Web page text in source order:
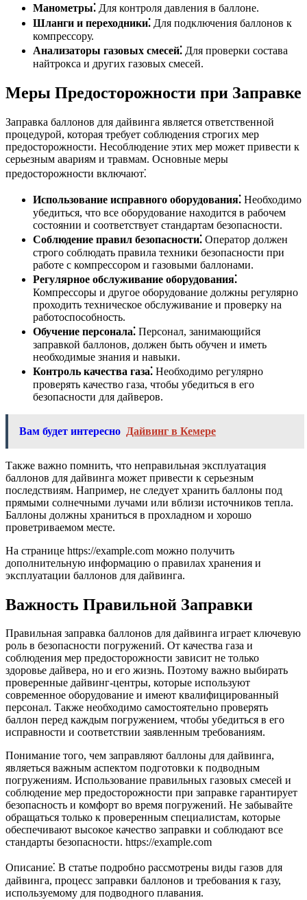
Манометры⁚ Для контроля давления в баллоне.
Шланги и переходники⁚ Для подключения баллонов к
компрессору.
Анализаторы газовых смесей⁚ Для проверки состава
найтрокса и других газовых смесей.
Меры Предосторожности при Заправке
Заправка баллонов для дайвинга является ответственной
процедурой, которая требует соблюдения строгих мер
предосторожности. Несоблюдение этих мер может привести к
серьезным авариям и травмам. Основные меры
предосторожности включают⁚
Использование исправного оборудования⁚ Необходимо
убедиться, что все оборудование находится в рабочем
состоянии и соответствует стандартам безопасности.
Соблюдение правил безопасности⁚ Оператор должен
строго соблюдать правила техники безопасности при
работе с компрессором и газовыми баллонами.
Регулярное обслуживание оборудования⁚
Компрессоры и другое оборудование должны регулярно
проходить техническое обслуживание и проверку на
работоспособность.
Обучение персонала⁚ Персонал, занимающийся
заправкой баллонов, должен быть обучен и иметь
необходимые знания и навыки.
Контроль качества газа⁚ Необходимо регулярно
проверять качество газа, чтобы убедиться в его
безопасности для дайверов.
Вам будет интересно Дайвинг в Кемере
Также важно помнить, что неправильная эксплуатация
баллонов для дайвинга может привести к серьезным
последствиям. Например, не следует хранить баллоны под
прямыми солнечными лучами или вблизи источников тепла.
Баллоны должны храниться в прохладном и хорошо
проветриваемом месте.
На странице https://example.com можно получить
дополнительную информацию о правилах хранения и
эксплуатации баллонов для дайвинга.
Важность Правильной Заправки
Правильная заправка баллонов для дайвинга играет ключевую
роль в безопасности погружений. От качества газа и
соблюдения мер предосторожности зависит не только
здоровье дайвера, но и его жизнь. Поэтому важно выбирать
проверенные дайвинг-центры, которые используют
современное оборудование и имеют квалифицированный
персонал. Также необходимо самостоятельно проверять
баллон перед каждым погружением, чтобы убедиться в его
исправности и соответствии заявленным требованиям.
Понимание того, чем заправляют баллоны для дайвинга,
являеться важным аспектом подготовки к подводным
погружениям. Использование правильных газовых смесей и
соблюдение мер предосторожности при заправке гарантирует
безопасность и комфорт во время погружений. Не забывайте
обращаться только к проверенным специалистам, которые
обеспечивают высокое качество заправки и соблюдают все
стандарты безопасности. https://example.com
Описание⁚ В статье подробно рассмотрены виды газов для
дайвинга, процесс заправки баллонов и требования к газу,
используемому для подводного плавания.